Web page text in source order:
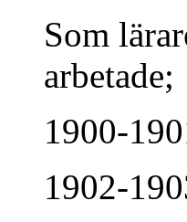
Som
arbetade;
1900-
1902-